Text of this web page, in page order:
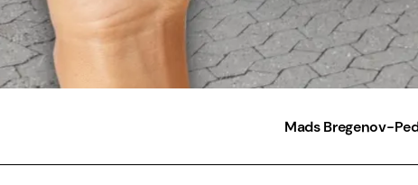
Mads Bregenov-